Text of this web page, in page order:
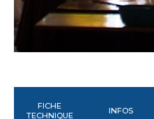
FICHE
TECHNIQUE
INFOS